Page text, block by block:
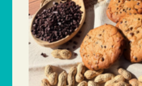
04 50 57 56 17
AQUARIUS
10 RUE DE LA PAIX
ANNECY, Auvergne-Rhône-Alpes, 74000
04 80 94 50 40